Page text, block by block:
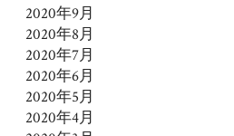
2020年9月
2020年8月
2020年7月
2020年6月
2020年5月
2020年4月